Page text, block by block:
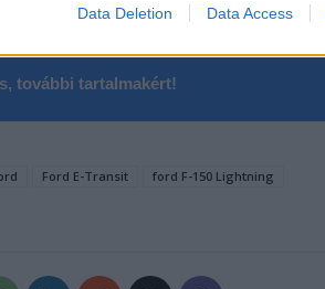
Data Deletion Data Access
további tartalmakért!
Ford E-Transit
ford F-150 Lightning